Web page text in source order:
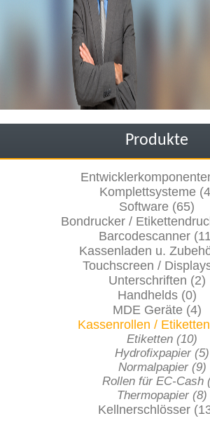
Produkte
Komplettsysteme
Software (65)
Bondrucker /
Barcodescanner
Kassenladen u.
Touchscreen /
Unterschriften (2)
Handhelds (0)
MDE Geräte (4)
Kassenrollen /
Etiketten (10)
Hydrofixpapier (5)
Normalpapier (9)
Rollen für EC-Cash
Thermopapier (8)
Kellnerschlösser